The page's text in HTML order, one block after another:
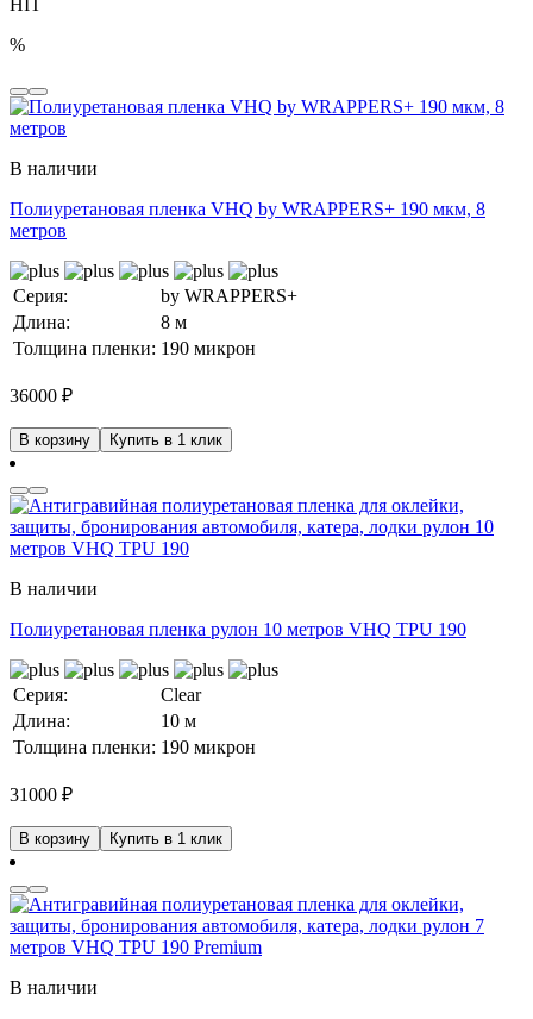
%
В наличии
Полиуретановая пленка VHQ by WRAPPERS+ 190 мкм, 8
метров
Серия:
by WRAPPERS+
Длина:
8 м
Толщина пленки: 190 микрон
36000 ₽
В корзину Купить в 1 клик
В наличии
Полиуретановая пленка рулон 10 метров VHQ TPU 190
Серия:
Clear
Длина:
10 м
Толщина пленки: 190 микрон
31000 ₽
В корзину Купить в 1 клик
В наличии